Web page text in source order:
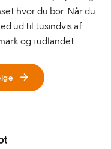
hvor du bor. Når du
ud til tusindvis af
og i udlandet.